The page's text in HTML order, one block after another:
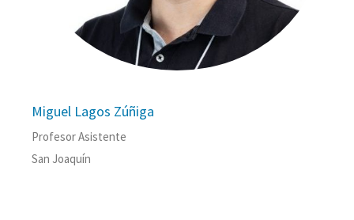
Miguel Lagos Zúñiga
Profesor Asistente
San Joaquín